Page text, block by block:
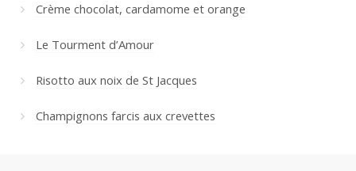
Crème chocolat, cardamome et orange
Le Tourment d’Amour
Risotto aux noix de St Jacques
Champignons farcis aux crevettes